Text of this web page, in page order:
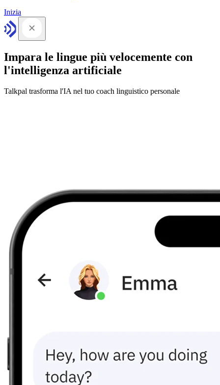
Inizia
Impara le lingue più velocemente con
l'intelligenza artificiale
Talkpal trasforma l'IA nel tuo coach linguistico personale